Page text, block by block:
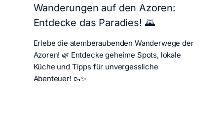
Wanderungen auf den Azoren:
Entdecke das Paradies! 🌄
Erlebe die atemberaubenden Wanderwege der
Azoren! 🌿 Entdecke geheime Spots, lokale
Küche und Tipps für unvergessliche
Abenteuer! 🥾✨